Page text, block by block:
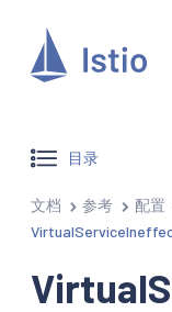
目录
文档 参考 配置